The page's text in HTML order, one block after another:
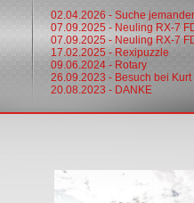
02.04.2026 - Suche
07.09.2025 - Neuling RX-7
07.09.2025 - Neuling RX-7
17.02.2025 - Rexipuzzle
09.06.2024 - Rotary
26.09.2023 - Besuch bei Kurt
20.08.2023 - DANKE